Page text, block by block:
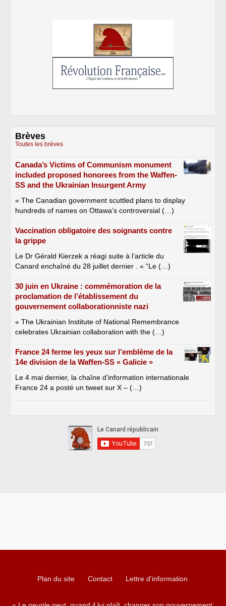
Brèves
Toutes les brèves
Canada’s Victims of Communism monument
included proposed honorees from the Waffen-
SS and the Ukrainian Insurgent Army
« The Canadian government scuttled plans to display
hundreds of names on Ottawa’s controversial (…)
Vaccination obligatoire des soignants contre
la grippe
Le Dr Gérald Kierzek a réagi suite à l’article du
Canard enchaîné du 28 juillet dernier . « “Le (…)
30 juin en Ukraine : commémoration de la
proclamation de l’établissement du
gouvernement collaborationniste nazi
« The Ukrainian Institute of National Remembrance
celebrates Ukrainian collaboration with the (…)
France 24 ferme les yeux sur l’emblème de la
14e division de la Waffen-SS « Galicie »
Le 4 mai dernier, la chaîne d’information internationale
France 24 a posté un tweet sur X – (…)
Plan du site Contact Lettre d'information